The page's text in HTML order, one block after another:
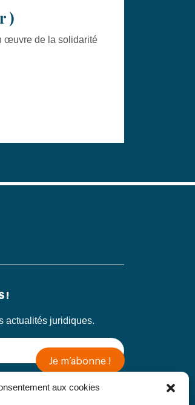
aux cookies
)
œuvre de la solidarité
!
actualités juridiques.
j’accepte que mes